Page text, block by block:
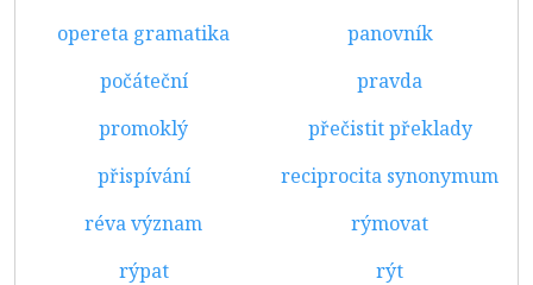
opereta gramatika
panovník
počáteční
pravda
promoklý
přečistit překlady
přispívání
reciprocita synonymum
réva význam
rýmovat
rýpat
rýt